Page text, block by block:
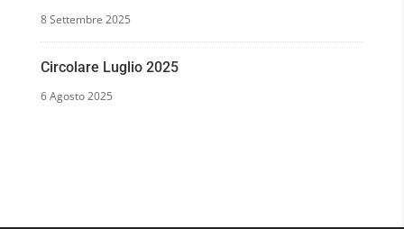
8 Settembre 2025
Circolare Luglio 2025
6 Agosto 2025